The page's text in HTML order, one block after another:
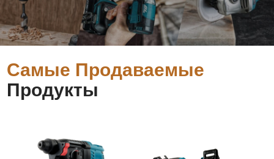
Самые Продаваемые
Продукты